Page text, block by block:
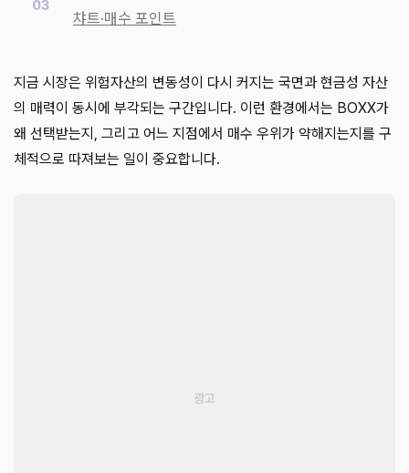
챠트·매수 포인트
지금 시장은 위험자산의 변동성이 다시 커지는 국면과 현금성 자산
의 매력이 동시에 부각되는 구간입니다. 이런 환경에서는 BOXX가
왜 선택받는지, 그리고 어느 지점에서 매수 우위가 약해지는지를 구
체적으로 따져보는 일이 중요합니다.